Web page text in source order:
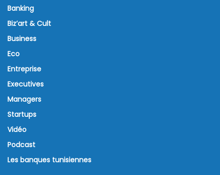
Banking
Biz’art & Cult
Business
Eco
Entreprise
Executives
Managers
Startups
Vidéo
Podcast
Les banques tunisiennes